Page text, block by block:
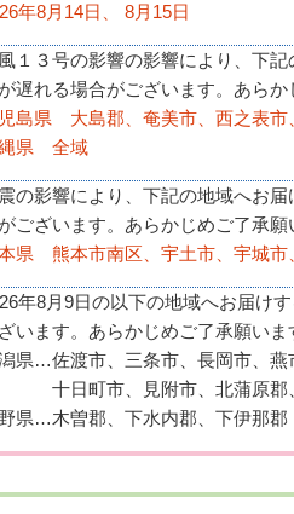
年8月14日、 8月15日
１３号の影響の影響により、下
遅れる場合がございます。あらか
島県 大島郡、奄美市、西之表市
県 全域
の影響により、下記の地域へお
ございます。あらかじめご了承願
県 熊本市南区、宇土市、宇城市
年8月9日の以下の地域へお届け
います。あらかじめご了承願いま
県…佐渡市、三条市、長岡市、燕
日町市、見附市、北蒲原郡、
県…木曽郡、下水内郡、下伊那郡